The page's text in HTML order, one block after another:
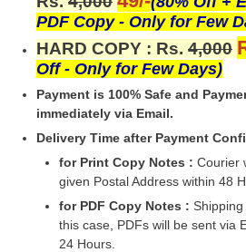
PDF Copy - Only for Few
HARD COPY : Rs. 4,000
Off - Only for Few Days)
Payment is 100% Safe and
immediately via Email.
Delivery Time after Payment
for Print Copy Notes : Courier
given Postal Address within 48
for PDF Copy Notes :
this case, PDFs will be sent via
24 Hours.